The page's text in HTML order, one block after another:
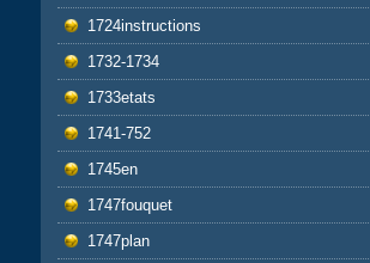
1724instructions
1732-1734
1733etats
1741-752
1745en
1747fouquet
1747plan